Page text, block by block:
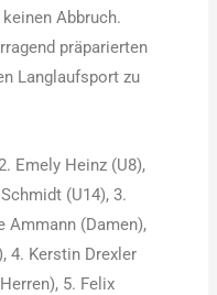
Abbruch.
präparierten
Langlaufsport zu
Emely Heinz (U8),
(U14), 3.
Ammann (Damen),
4. Kerstin Drexler
5. Felix